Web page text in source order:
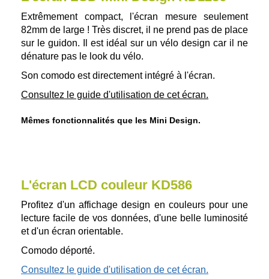
Extrêmement compact, l'écran mesure seulement
82mm de large ! Très discret, il ne prend pas de place
sur le guidon. Il est idéal sur un vélo design car il ne
dénature pas le look du vélo.
Son comodo est directement intégré à l'écran.
Consultez le guide d'utilisation de cet écran.
Mêmes fonctionnalités que les Mini Design.
L'écran LCD couleur KD586
Profitez d'un affichage design en couleurs pour une
lecture facile de vos données, d'une belle luminosité
et d'un écran orientable.
Comodo déporté.
Consultez le guide d'utilisation de cet écran.